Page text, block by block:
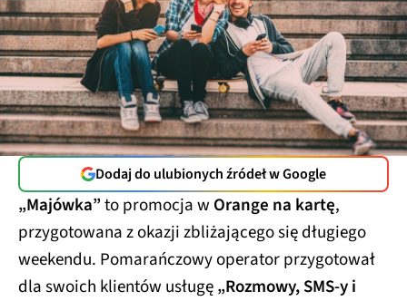
Dodaj do ulubionych źródeł w Google
„Majówka”to promocja w Orange na kartę,
przygotowana z okazji zbliżającego się długiego
weekendu. Pomarańczowy operator przygotował
dla swoich klientów usługę„Rozmowy, SMS-y i